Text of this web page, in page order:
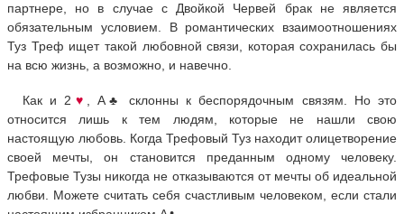
партнере, но в случае с Двойкой Червей брак не является
обязательным условием. В романтических взаимоотношениях
Туз Треф ищет такой любовной связи, которая сохранилась бы
на всю жизнь, а возможно, и навечно.
Как и 2 ♥ , A♣
склонны к беспорядочным связям. Но это
относится лишь к тем людям, которые не нашли свою
настоящую любовь. Когда Трефовый Туз находит олицетворение
своей мечты, он становится преданным одному человеку.
Трефовые Тузы никогда не отказываются от мечты об идеальной
любви. Можете считать себя счастливым человеком, если стали